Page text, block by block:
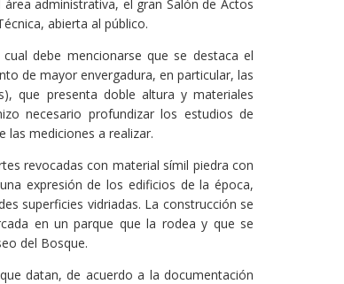
administrativa, el gran Salón de Actos
abierta al público.
debe mencionarse que se destaca el
de mayor envergadura, en particular, las
que presenta doble altura y materiales
necesario profundizar los estudios de
las mediciones a realizar.
revocadas con material símil piedra con
expresión de los edificios de la época,
superficies vidriadas. La construcción se
en un parque que la rodea y que se
del Bosque.
datan, de acuerdo a la documentación